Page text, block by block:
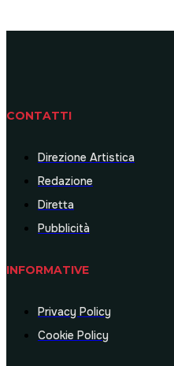
CONTATTI
Direzione Artistica
Redazione
Diretta
Pubblicità
INFORMATIVE
Privacy Policy
Cookie Policy